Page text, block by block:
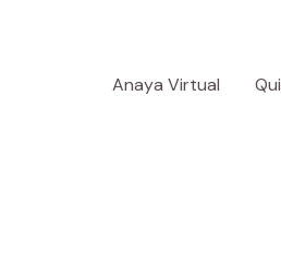
Anaya Virtual